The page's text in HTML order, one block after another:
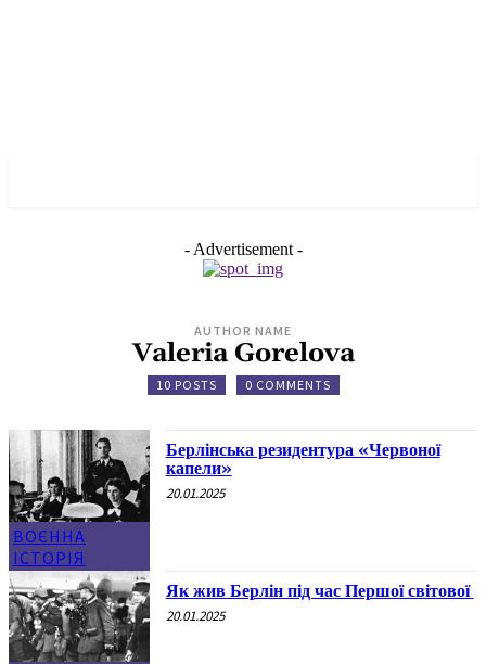
- Advertisement -
AUTHOR NAME
Valeria Gorelova
10 POSTS 0 COMMENTS
ВОЄННА
ІСТОРІЯ
Берлінська резидентура «Червоної
капели»
20.01.2025
Як жив Берлін під час Першої світової
20.01.2025